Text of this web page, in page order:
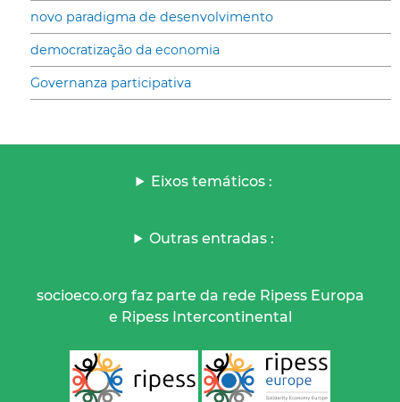
novo paradigma de desenvolvimento
democratização da economia
Governanza participativa
Eixos temáticos :
Outras entradas :
socioeco.org faz parte da rede Ripess Europa
e Ripess Intercontinental